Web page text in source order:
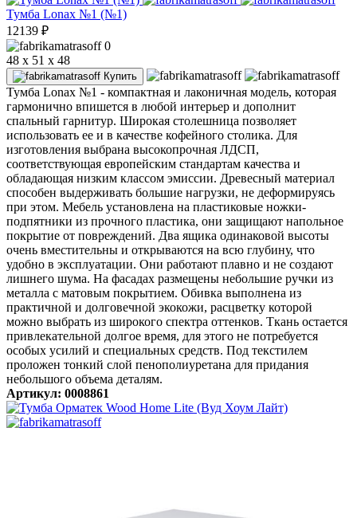
Тумба Lonax №1 (№1)
12139 ₽
0
48 x 51 x 48
Купить
Тумба Lonax №1 - компактная и лаконичная модель, которая
гармонично впишется в любой интерьер и дополнит
спальный гарнитур. Широкая столешница позволяет
использовать ее и в качестве кофейного столика. Для
изготовления выбрана высокопрочная ЛДСП,
соответствующая европейским стандартам качества и
обладающая низким классом эмиссии. Древесный материал
способен выдерживать большие нагрузки, не деформируясь
при этом. Мебель установлена на пластиковые ножки-
подпятники из прочного пластика, они защищают напольное
покрытие от повреждений. Два ящика одинаковой высоты
очень вместительны и открываются на всю глубину, что
удобно в эксплуатации. Они работают плавно и не создают
лишнего шума. На фасадах размещены небольшие ручки из
металла с матовым покрытием. Обивка выполнена из
практичной и долговечной экокожи, расцветку которой
можно выбрать из широкого спектра оттенков. Ткань остается
привлекательной долгое время, для этого не потребуется
особых усилий и специальных средств. Под текстилем
проложен тонкий слой пенополиуретана для придания
небольшого объема деталям.
Артикул: 0008861